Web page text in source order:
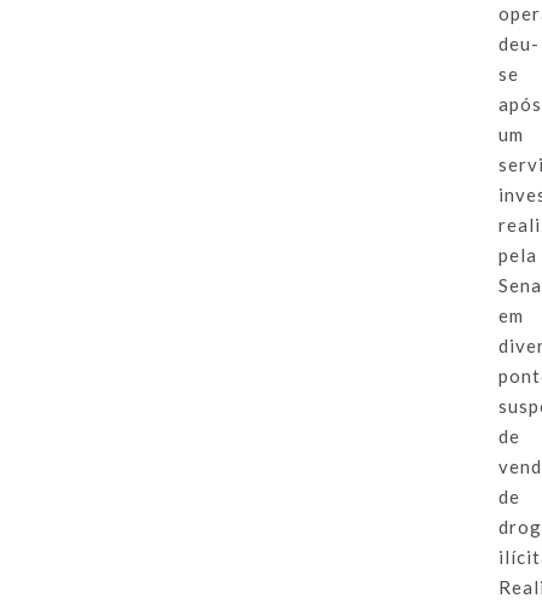
deu-
se
após
um
pela
em
de
de